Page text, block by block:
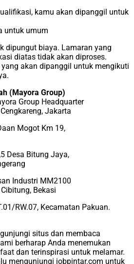
kamu akan dipanggil untuk
untuk umum
dipungut biaya. Lamaran yang
diatas tidak akan diproses.
akan dipanggil untuk mengikuti
(Mayora Group)
Group Headquarter
Jakarta
Mogot Km 19,
Desa Bitung Jaya,
Industri MM2100
Bekasi
RW.07, Kecamatan Pakuan.
situs dan membaca
berharap Anda menemukan
dan terinspirasi untuk melamar.
mengunjungi jobpintar.com untuk